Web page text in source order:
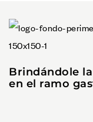
Brindándole
en el ramo